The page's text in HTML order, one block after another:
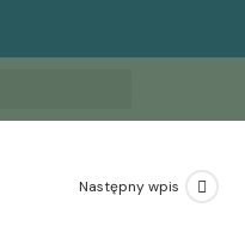
Następny wpis